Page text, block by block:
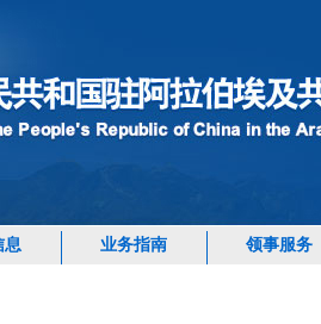
息 业务指南 领事服务